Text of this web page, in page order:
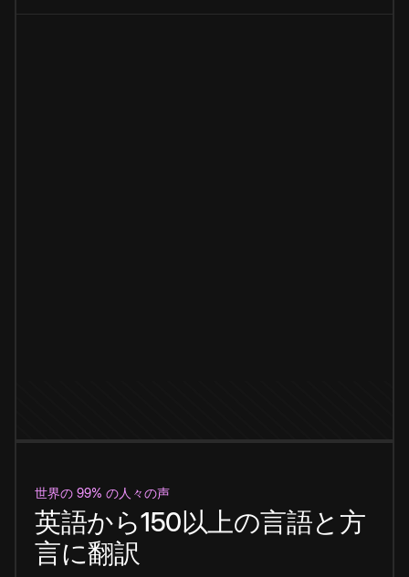
世界の 99% の人々の声
英語から150以上の言語と方
言に翻訳